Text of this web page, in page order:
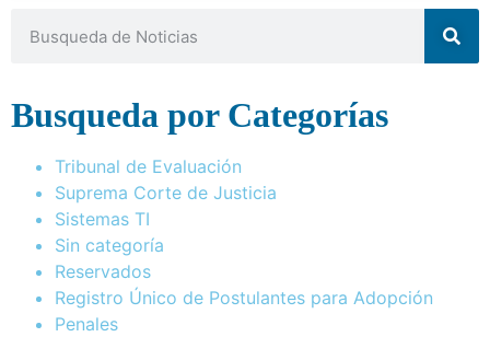
Busqueda por Categorías
Tribunal de Evaluación
Suprema Corte de Justicia
Sistemas TI
Sin categoría
Reservados
Registro Único de Postulantes para Adopción
Penales